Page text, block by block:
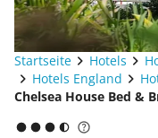
Startseite Hotels
Hotels England
Chelsea House Bed &